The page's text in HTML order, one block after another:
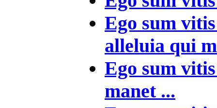
Ego sum
alleluia qui
Ego sum
manet ...